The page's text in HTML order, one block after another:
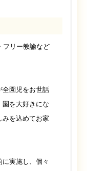
フリー教諭など
園児をお世話
園を大好きにな
みを込めてお家
実施し、個々